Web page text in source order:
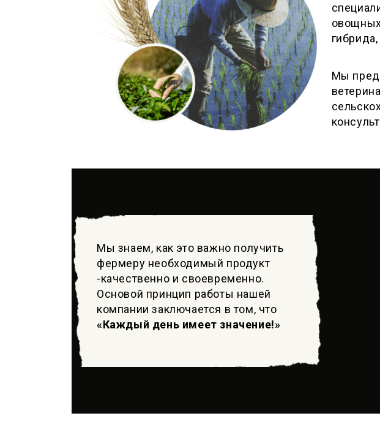
Мы
Мы знаем, как это важно получить
фермеру необходимый продукт
-качественно и своевременно.
Основой принцип работы нашей
компании заключается в том, что
«Каждый день имеет значение!»